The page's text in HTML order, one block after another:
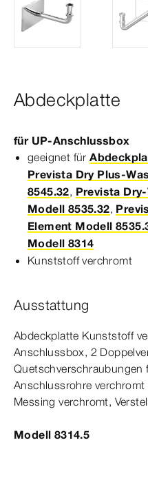
Abdeckplatte
für UP-​Anschlussbox
geeignet für
Prevista Dry Plus-
8545.32, Prevista
Modell 8535.32,
Element Modell
Modell 8314
Kunststoff verchromt
Ausstattung
Abdeckplatte Kunststoff
Anschlussbox, 2
Quetschverschraubungen
Anschlussrohre
Messing verchromt,
Modell 8314.5